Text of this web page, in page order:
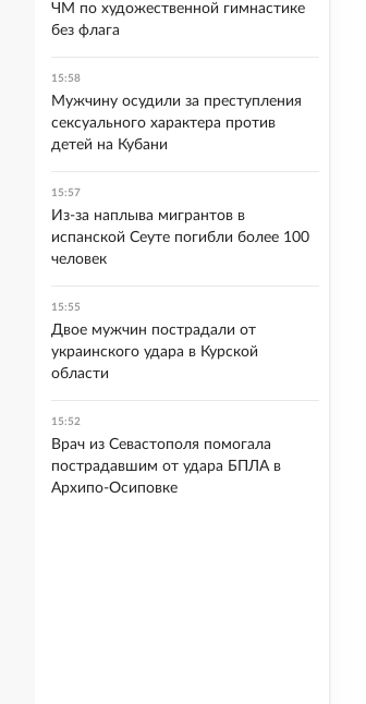
ЧМ по художественной гимнастике
без флага
15:58
Мужчину осудили за преступления
сексуального характера против
детей на Кубани
15:57
Из-за наплыва мигрантов в
испанской Сеуте погибли более 100
человек
15:55
Двое мужчин пострадали от
украинского удара в Курской
области
15:52
Врач из Севастополя помогала
пострадавшим от удара БПЛА в
Архипо-Осиповке